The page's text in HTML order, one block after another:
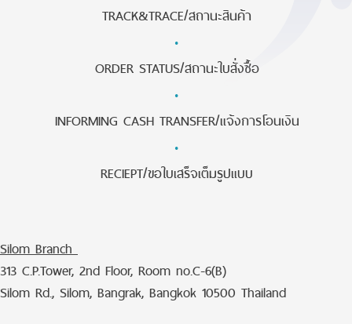
TRACK&TRACE/สถานะสินค้า
·
ORDER STATUS/สถานะใบสั่งซื้อ
·
INFORMING CASH TRANSFER/แจ้งการโอนเงิน
·
RECIEPT/ขอใบเสร็จเต็มรูปแบบ
Silom Branch
313 C.P.Tower, 2nd Floor, Room no.C-6(B)
Silom Rd., Silom, Bangrak, Bangkok 10500 Thailand